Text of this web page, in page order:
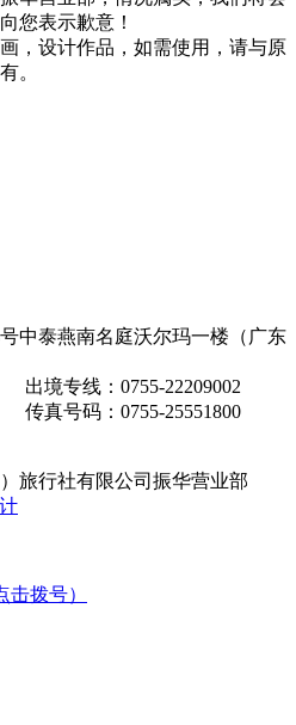
您表示歉意！
，设计作品，如需使用，请与原
。
中泰燕南名庭沃尔玛一楼（广东
出境专线：0755-22209002
真号码：0755-25551800
旅行社有限公司振华营业部
击拨号）